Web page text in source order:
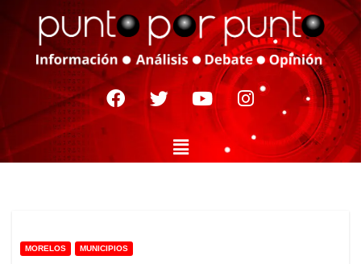
MORELOS MUNICIPIOS